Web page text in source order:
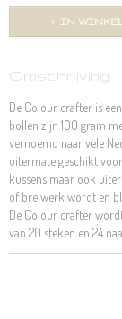
IN
Omschrijving
De Colour crafter is
bollen zijn 100 gram
vernoemd naar vele
uitermate geschikt
kussens maar ook
of breiwerk wordt en
De Colour crafter
van 20 steken en 24